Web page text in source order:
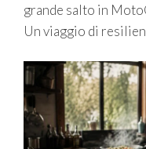
grande salto in
Un viaggio di